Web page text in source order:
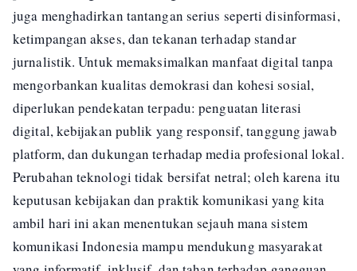
juga menghadirkan tantangan serius seperti disinformasi,
ketimpangan akses, dan tekanan terhadap standar
jurnalistik. Untuk memaksimalkan manfaat digital tanpa
mengorbankan kualitas demokrasi dan kohesi sosial,
diperlukan pendekatan terpadu: penguatan literasi
digital, kebijakan publik yang responsif, tanggung jawab
platform, dan dukungan terhadap media profesional lokal.
Perubahan teknologi tidak bersifat netral; oleh karena itu
keputusan kebijakan dan praktik komunikasi yang kita
ambil hari ini akan menentukan sejauh mana sistem
komunikasi Indonesia mampu mendukung masyarakat